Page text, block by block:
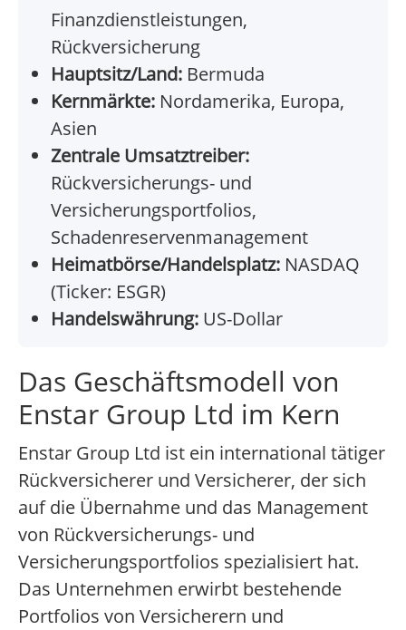
Finanzdienstleistungen,
Rückversicherung
Hauptsitz/Land: Bermuda
Kernmärkte: Nordamerika, Europa,
Asien
Zentrale Umsatztreiber:
Rückversicherungs- und
Versicherungsportfolios,
Schadenreservenmanagement
Heimatbörse/Handelsplatz: NASDAQ
(Ticker: ESGR)
Handelswährung: US-Dollar
Das Geschäftsmodell von
Enstar Group Ltd im Kern
Enstar Group Ltd ist ein international tätiger
Rückversicherer und Versicherer, der sich
auf die Übernahme und das Management
von Rückversicherungs- und
Versicherungsportfolios spezialisiert hat.
Das Unternehmen erwirbt bestehende
Portfolios von Versicherern und